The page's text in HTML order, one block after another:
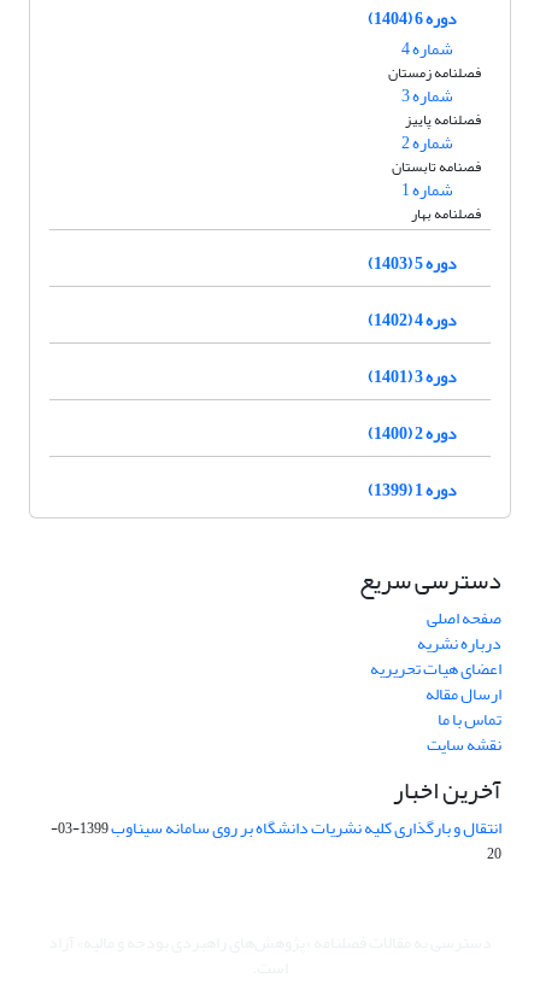
دوره 6 (1404)
شماره 4
فصلنامه زمستان
شماره 3
فصلنامه پاییز
شماره 2
فصنامه تابستان
شماره 1
فصلنامه بهار
دوره 5 (1403)
دوره 4 (1402)
دوره 3 (1401)
دوره 2 (1400)
دوره 1 (1399)
دسترسی سریع
صفحه اصلی
درباره نشریه
اعضای هیات تحریریه
ارسال مقاله
تماس با ما
نقشه سایت
آخرین اخبار
انتقال و بارگذاری کلیه نشریات دانشگاه بر روی سامانه سیناوب
1399-03-
20